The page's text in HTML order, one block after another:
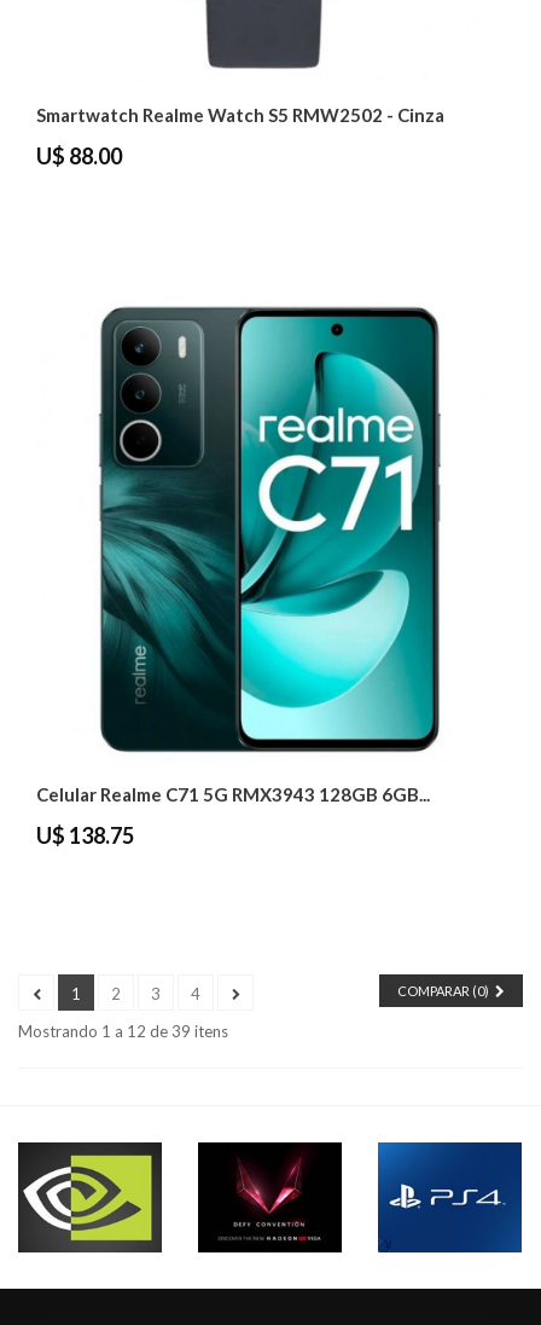
Smartwatch Realme Watch S5 RMW2502 - Cinza
U$ 88.00
Celular Realme C71 5G RMX3943 128GB 6GB...
U$ 138.75
COMPARAR (0)
1 2 3
4
Mostrando 1 a 12 de 39 itens